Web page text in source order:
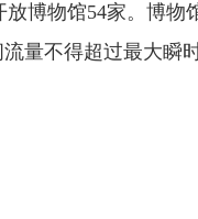
博物馆54家。博
量不得超过最大瞬